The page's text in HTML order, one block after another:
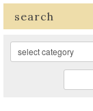
search